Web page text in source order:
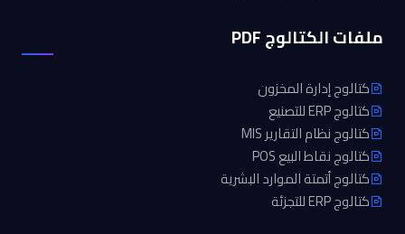
ملفات الكتالوج PDF
كتالوج إدارة المخزون
كتالوج ERP للتصنيع
كتالوج نظام التقارير MIS
كتالوج نقاط البيع POS
كتالوج أتمتة الموارد البشرية
كتالوج ERP للتجزئة